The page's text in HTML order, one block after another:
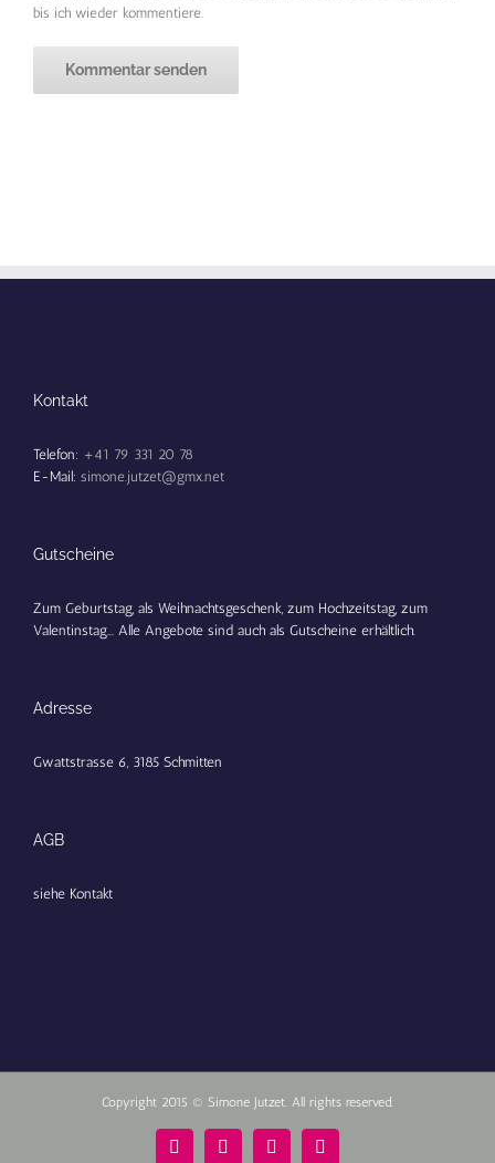
bis ich wieder kommentiere.
Kontakt
Telefon: +41 79 331 20 78
E-Mail: simone.jutzet@gmx.net
Gutscheine
Zum Geburtstag, als Weihnachtsgeschenk, zum Hochzeitstag, zum
Valentinstag... Alle Angebote sind auch als Gutscheine erhältlich.
Adresse
Gwattstrasse 6, 3185 Schmitten
AGB
siehe Kontakt
Copyright 2015 © Simone Jutzet. All rights reserved.
FacebookVimeoInstagramPinterest